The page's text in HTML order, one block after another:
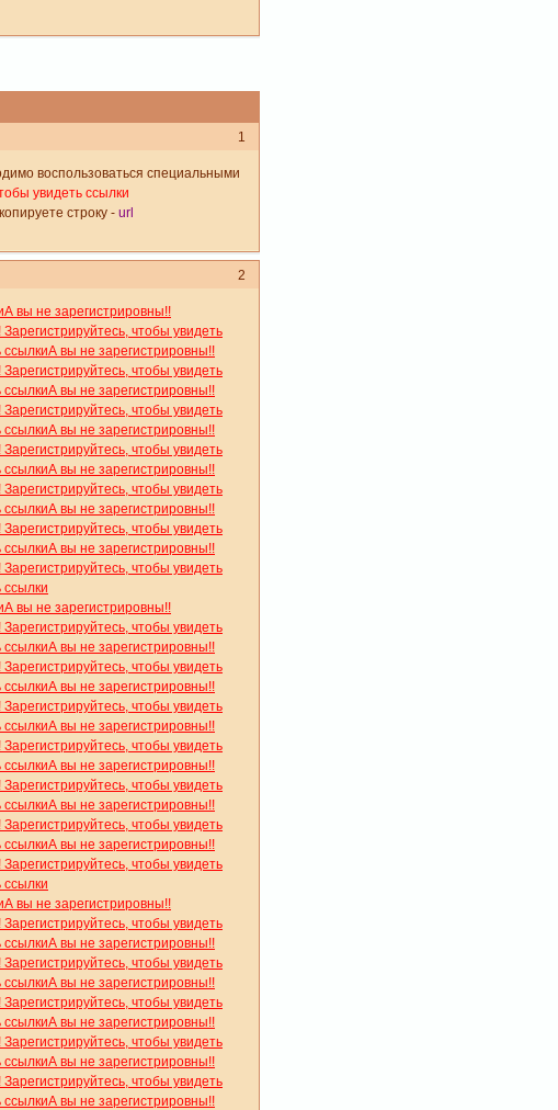
1
воспользоваться специальными
увидеть ссылки
строку - url
2
А вы не зарегистрировны!!
чтобы увидеть
ссылкиА вы не зарегистрировны!!
чтобы увидеть
ссылкиА вы не зарегистрировны!!
чтобы увидеть
ссылкиА вы не зарегистрировны!!
чтобы увидеть
ссылкиА вы не зарегистрировны!!
чтобы увидеть
ссылкиА вы не зарегистрировны!!
чтобы увидеть
ссылкиА вы не зарегистрировны!!
чтобы увидеть
ссылки
А вы не зарегистрировны!!
чтобы увидеть
ссылкиА вы не зарегистрировны!!
чтобы увидеть
ссылкиА вы не зарегистрировны!!
чтобы увидеть
ссылкиА вы не зарегистрировны!!
чтобы увидеть
ссылкиА вы не зарегистрировны!!
чтобы увидеть
ссылкиА вы не зарегистрировны!!
чтобы увидеть
ссылкиА вы не зарегистрировны!!
чтобы увидеть
ссылки
А вы не зарегистрировны!!
чтобы увидеть
ссылкиА вы не зарегистрировны!!
чтобы увидеть
ссылкиА вы не зарегистрировны!!
чтобы увидеть
ссылкиА вы не зарегистрировны!!
чтобы увидеть
ссылкиА вы не зарегистрировны!!
чтобы увидеть
ссылкиА вы не зарегистрировны!!